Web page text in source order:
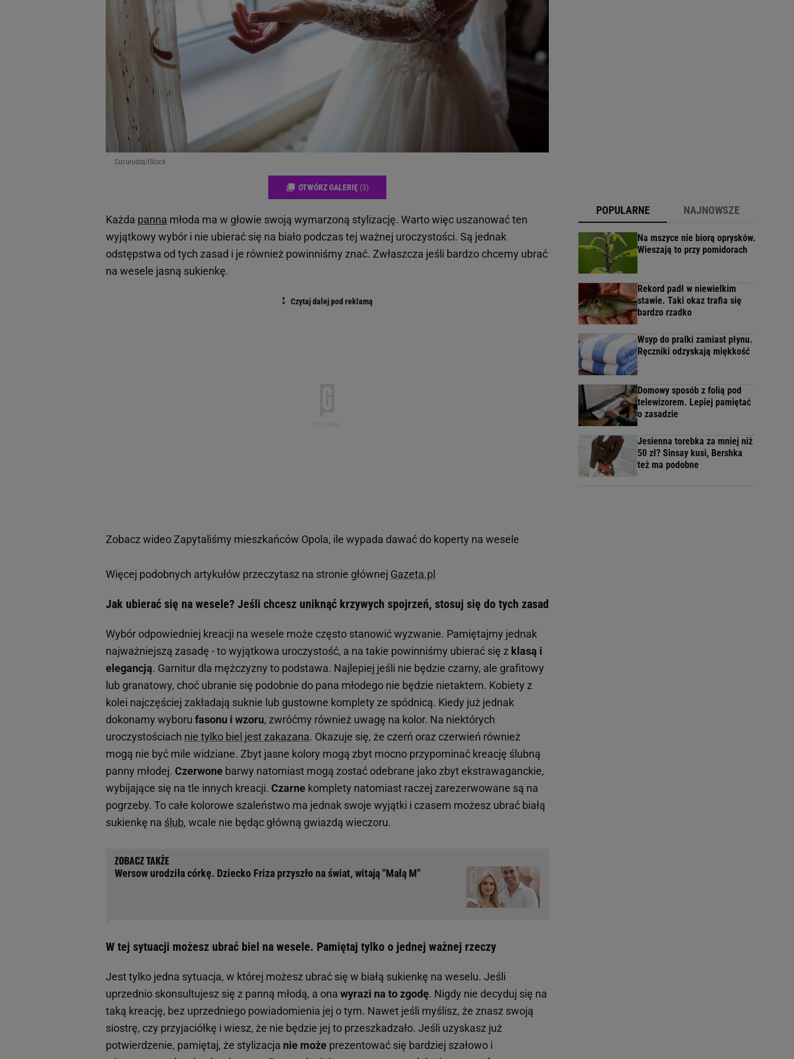
Cucurudza/iStock
OTWÓRZ GALERIĘ (3)
Każda panna młoda ma w głowie swoją wymarzoną stylizację. Warto więc uszanować ten
wyjątkowy wybór i nie ubierać się na biało podczas tej ważnej uroczystości. Są jednak
odstępstwa od tych zasad i je również powinniśmy znać. Zwłaszcza jeśli bardzo chcemy ubrać
na wesele jasną sukienkę.
Zobacz wideoZapytaliśmy mieszkańców Opola, ile wypada dawać do koperty na wesele
Więcej podobnych artykułów przeczytasz na stronie głównej Gazeta.pl
Jak ubierać się na wesele? Jeśli chcesz uniknąć krzywych spojrzeń, stosuj się do tych zasad
Wybór odpowiedniej kreacji na wesele może często stanowić wyzwanie. Pamiętajmy jednak
najważniejszą zasadę - to wyjątkowa uroczystość, a na takie powinniśmy ubierać się z klasą i
elegancją. Garnitur dla mężczyzny to podstawa. Najlepiej jeśli nie będzie czarny, ale grafitowy
lub granatowy, choć ubranie się podobnie do pana młodego nie będzie nietaktem. Kobiety z
kolei najczęściej zakładają suknie lub gustowne komplety ze spódnicą. Kiedy już jednak
dokonamy wyboru fasonu i wzoru, zwróćmy również uwagę na kolor. Na niektórych
uroczystościach nie tylko biel jest zakazana. Okazuje się, że czerń oraz czerwień również
mogą nie być mile widziane. Zbyt jasne kolory mogą zbyt mocno przypominać kreację ślubną
panny młodej. Czerwone barwy natomiast mogą zostać odebrane jako zbyt ekstrawaganckie,
wybijające się na tle innych kreacji. Czarne komplety natomiast raczej zarezerwowane są na
pogrzeby. To całe kolorowe szaleństwo ma jednak swoje wyjątki i czasem możesz ubrać białą
sukienkę na ślub, wcale nie będąc główną gwiazdą wieczoru.
Wersow urodziła córkę. Dziecko Friza przyszło na świat, witają "Małą M"
W tej sytuacji możesz ubrać biel na wesele. Pamiętaj tylko o jednej ważnej rzeczy
Jest tylko jedna sytuacja, w której możesz ubrać się w białą sukienkę na weselu. Jeśli
uprzednio skonsultujesz się z panną młodą, a ona wyrazi na to zgodę. Nigdy nie decyduj się na
taką kreację, bez uprzedniego powiadomienia jej o tym. Nawet jeśli myślisz, że znasz swoją
siostrę, czy przyjaciółkę i wiesz, że nie będzie jej to przeszkadzało. Jeśli uzyskasz już
potwierdzenie, pamiętaj, że stylizacja nie może prezentować się bardziej szałowo i
POPULARNE NAJNOWSZE
Na mszyce nie biorą oprysków.
Wieszają to przy pomidorach
Rekord padł w niewielkim
stawie. Taki okaz trafia się
bardzo rzadko
Wsyp do pralki zamiast płynu.
Ręczniki odzyskają miękkość
Domowy sposób z folią pod
telewizorem. Lepiej pamiętać
o zasadzie
Jesienna torebka za mniej niż
50 zł? Sinsay kusi, Bershka
też ma podobne